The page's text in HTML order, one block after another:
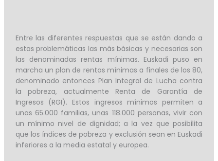
Entre las diferentes respuestas que se están dando a
estas problemáticas las más básicas y necesarias son
las denominadas rentas mínimas. Euskadi puso en
marcha un plan de rentas mínimas a finales de los 80,
denominado entonces Plan Integral de Lucha contra
la pobreza, actualmente Renta de Garantía de
Ingresos (RGI). Estos ingresos mínimos permiten a
unas 65.000 familias, unas 118.000 personas, vivir con
un mínimo nivel de dignidad; a la vez que posibilita
que los índices de pobreza y exclusión sean en Euskadi
inferiores a la media estatal y europea.